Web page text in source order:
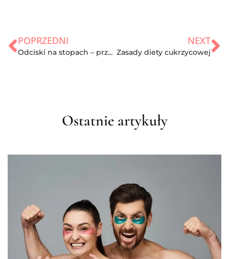
POPRZEDNI
Odciski na stopach – przyczyny, leczenie, domowe sposoby
NEXT
Zasady diety cukrzycowej
Ostatnie artykuły